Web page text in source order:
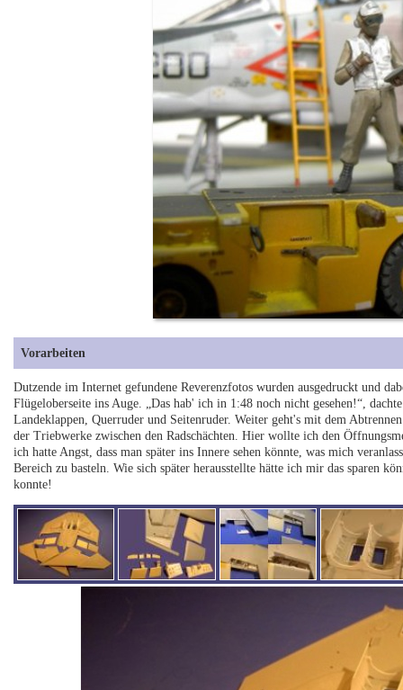
Vorarbeiten
Dutzende im Internet gefundene Reverenzfotos wurden ausgedruckt und
Flügeloberseite ins Auge. „Das hab' ich in 1:48 noch nicht gesehen!“,
Landeklappen, Querruder und Seitenruder. Weiter geht's mit dem
der Triebwerke zwischen den Radschächten. Hier wollte ich den
ich hatte Angst, dass man später ins Innere sehen könnte, was mich
Bereich zu basteln. Wie sich später herausstellte hätte ich mir das sparen
konnte!